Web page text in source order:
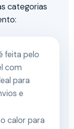
categorias
feita pelo
com
para
e
calor para